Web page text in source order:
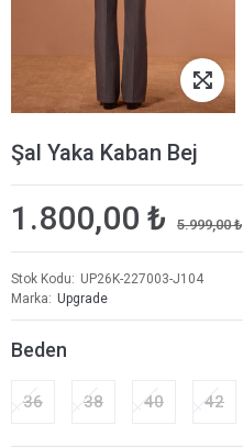
Şal Yaka Kaban Bej
1.800,00 ₺ 5.999,00 ₺
Stok Kodu
UP26K-227003-J104
Marka
Upgrade
Beden
36 38 40 42